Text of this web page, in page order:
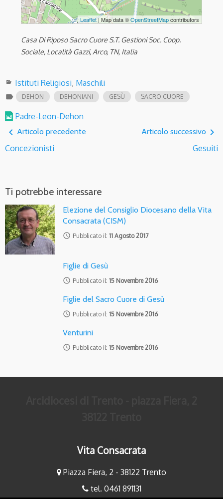
Leaflet| Map data ©OpenStreetMapcontributors
Casa Di Riposo Sacro Cuore S.T. Gestioni Soc. Coop.
Sociale, Località Gazzi, Arco, TN, Italia
Istituti Religiosi, Maschili
label DEHON DEHONIANI GESÙ SACRO CUORE
Padre-Leon-Dehon
navigate_before Articolo precedente
Concezionisti
Articolo successivo navigate_next
Gesuiti
Ti potrebbe interessare
Elezione del Consiglio Diocesano della Vita
Consacrata (CISM)
access_time Pubblicato il: 11 Agosto 2017
Figlie di Gesù
access_time Pubblicato il: 15 Novembre 2016
Figlie del Sacro Cuore di Gesù
access_time Pubblicato il: 15 Novembre 2016
Venturini
access_time Pubblicato il: 15 Novembre 2016
Vita Consacrata
Piazza Fiera, 2 - 38122 Trento
tel. 0461 891131